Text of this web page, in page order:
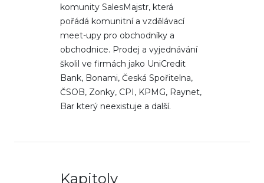
komunity SalesMajstr, která
pořádá komunitní a vzdělávací
meet-upy pro obchodníky a
obchodnice. Prodej a vyjednávání
školil ve firmách jako UniCredit
Bank, Bonami, Česká Spořitelna,
ČSOB, Zonky, CPI, KPMG, Raynet,
Bar který neexistuje a další.
Kapitoly